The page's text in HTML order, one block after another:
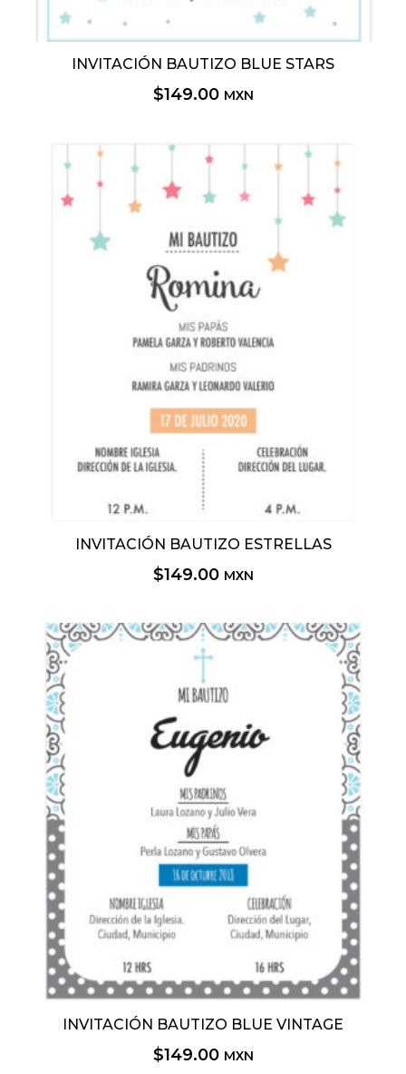
INVITACIÓN BAUTIZO BLUE STARS
$149.00 MXN
INVITACIÓN BAUTIZO ESTRELLAS
$149.00 MXN
INVITACIÓN BAUTIZO BLUE VINTAGE
$149.00 MXN